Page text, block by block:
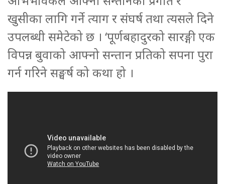
खुसीका लागि गर्ने त्याग र संघर्ष तथा त्यसले दिने
उपलब्धी समेटेको छ । ‘पूर्णबहादुरको सारङ्गी एक
विपन्न बुवाको आफ्नो सन्तान प्रतिको सपना पुरा
गर्न गरिने सङ्घर्ष को कथा हो ।